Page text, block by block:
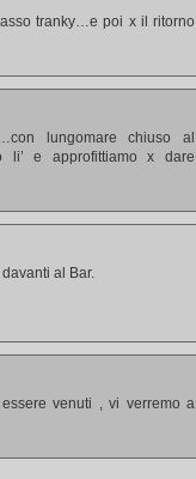
tranky…e poi x il ritorno
lungomare chiuso al
li’ e approfittiamo x dare
al Bar.
venuti , vi verremo a